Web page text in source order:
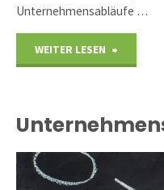
Unternehmensabläufe …
WEITER LESEN